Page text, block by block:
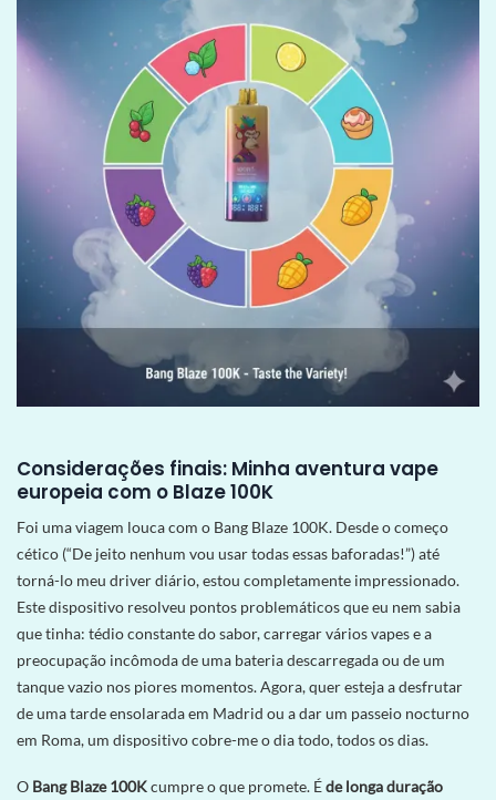
Considerações finais: Minha aventura vape
europeia com o Blaze 100K
Foi uma viagem louca com o Bang Blaze 100K. Desde o começo
cético (“De jeito nenhum vou usar todas essas baforadas!”) até
torná-lo meu driver diário, estou completamente impressionado.
Este dispositivo resolveu pontos problemáticos que eu nem sabia
que tinha: tédio constante do sabor, carregar vários vapes e a
preocupação incômoda de uma bateria descarregada ou de um
tanque vazio nos piores momentos. Agora, quer esteja a desfrutar
de uma tarde ensolarada em Madrid ou a dar um passeio nocturno
em Roma, um dispositivo cobre-me o dia todo, todos os dias.
O Bang Blaze 100Kcumpre o que promete. Éde longa duração